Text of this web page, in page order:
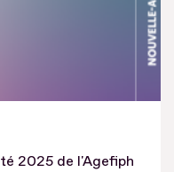
2025 de l'Agefiph